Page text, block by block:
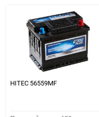
HITEC 56559MF